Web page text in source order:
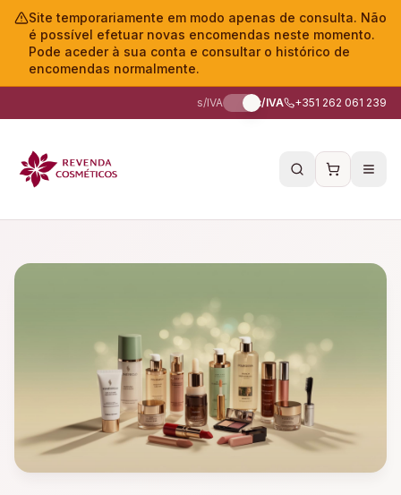
Site temporariamente em modo apenas de consulta. Não
é possível efetuar novas encomendas neste momento.
Pode aceder à sua conta e consultar o histórico de
encomendas normalmente.
s/IVA c/IVA +351 262 061 239